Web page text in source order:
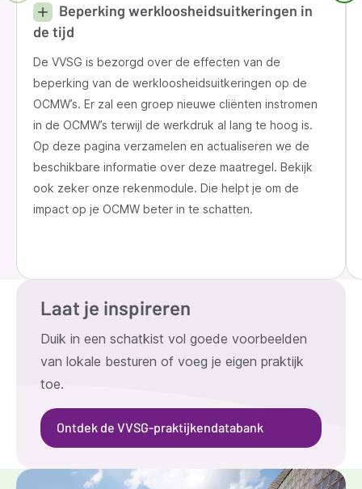
Beperking werkloosheidsuitkeringen in
de tijd
De VVSG is bezorgd over de effecten van de
beperking van de werkloosheidsuitkeringen op de
OCMW’s. Er zal een groep nieuwe cliënten instromen
in de OCMW’s terwijl de werkdruk al lang te hoog is.
Op deze pagina verzamelen en actualiseren we de
beschikbare informatie over deze maatregel. Bekijk
ook zeker onze rekenmodule. Die helpt je om de
impact op je OCMW beter in te schatten.
Laat je inspireren
Duik in een schatkist vol goede voorbeelden
van lokale besturen of voeg je eigen praktijk
toe.
Ontdek de VVSG-praktijkendatabank